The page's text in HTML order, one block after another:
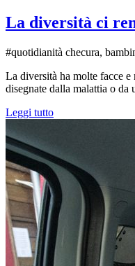
La diversità ci
#quotidianità checura,
La diversità ha molte facce e
disegnate dalla malattia o
Leggi tutto